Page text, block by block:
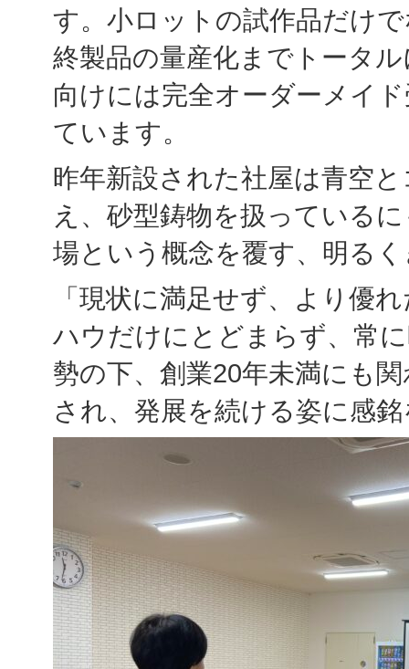
す。小ロットの試作品だけ
終製品の量産化までトータ
向けには完全オーダーメイ
ています。
昨年新設された社屋は青空
え、砂型鋳物を扱っている
場という概念を覆す、明る
「現状に満足せず、より優
ハウだけにとどまらず、常
勢の下、創業20年未満にも
され、発展を続ける姿に感